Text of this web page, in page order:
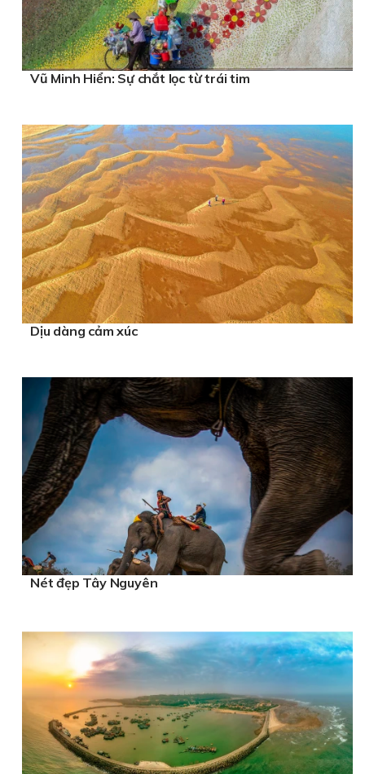
Vũ Minh Hiển: Sự chắt lọc từ trái tim
Dịu dàng cảm xúc
Nét đẹp Tây Nguyên